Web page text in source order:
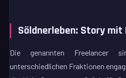
Söldnerleben: Story
Die genannten Freelancer
unterschiedlichen Fraktionen